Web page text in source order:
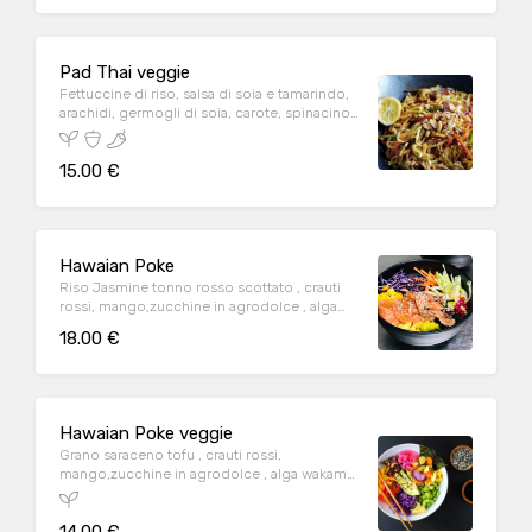
Pad Thai veggie
Fettuccine di riso, salsa di soia e tamarindo,
arachidi, germogli di soia, carote, spinacino
e cipolline
15.00 €
Hawaian Poke
Riso Jasmine tonno rosso scottato , crauti
rossi, mango,zucchine in agrodolce , alga
18.00 €
Hawaian Poke veggie
Grano saraceno tofu , crauti rossi,
mango,zucchine in agrodolce , alga wakame,
edamame sesamo e zenzero